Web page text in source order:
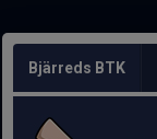
Bjärreds BTK